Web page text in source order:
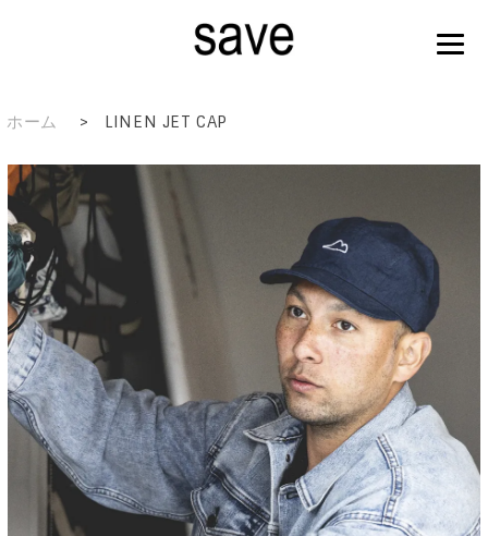
ホーム > LINEN JET CAP